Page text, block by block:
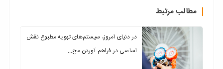
مطالب مرتبط
در دنیای امروز، سیستم‌های تهویه مطبوع نقش
اساسی در فراهم آوردن مح...